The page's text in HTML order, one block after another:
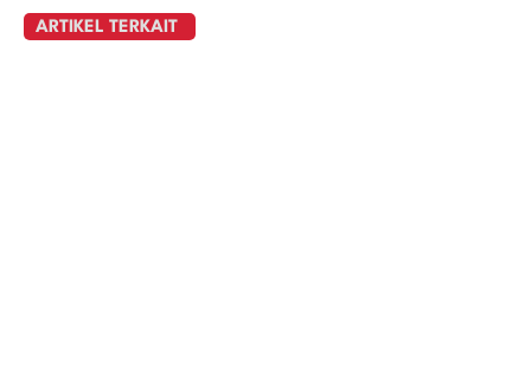
ARTIKEL TERKAIT